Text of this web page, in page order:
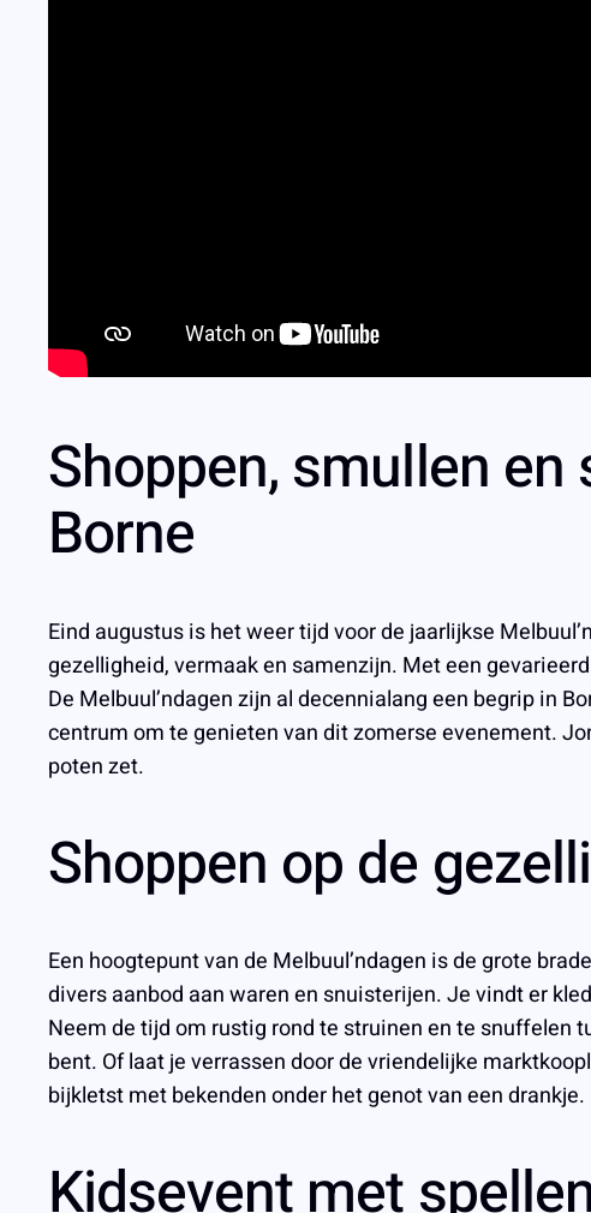
Shoppen, smullen
Borne
Eind augustus is het weer tijd voor de jaarlijkse
gezelligheid, vermaak en samenzijn. Met een
De Melbuul’ndagen zijn al decennialang een begrip in
centrum om te genieten van dit zomerse evenement.
poten zet.
Shoppen op de
Een hoogtepunt van de Melbuul’ndagen is de grote
divers aanbod aan waren en snuisterijen. Je vindt er
Neem de tijd om rustig rond te struinen en te snuffelen
bent. Of laat je verrassen door de vriendelijke
bijkletst met bekenden onder het genot van een drankje.
Kidsevent met